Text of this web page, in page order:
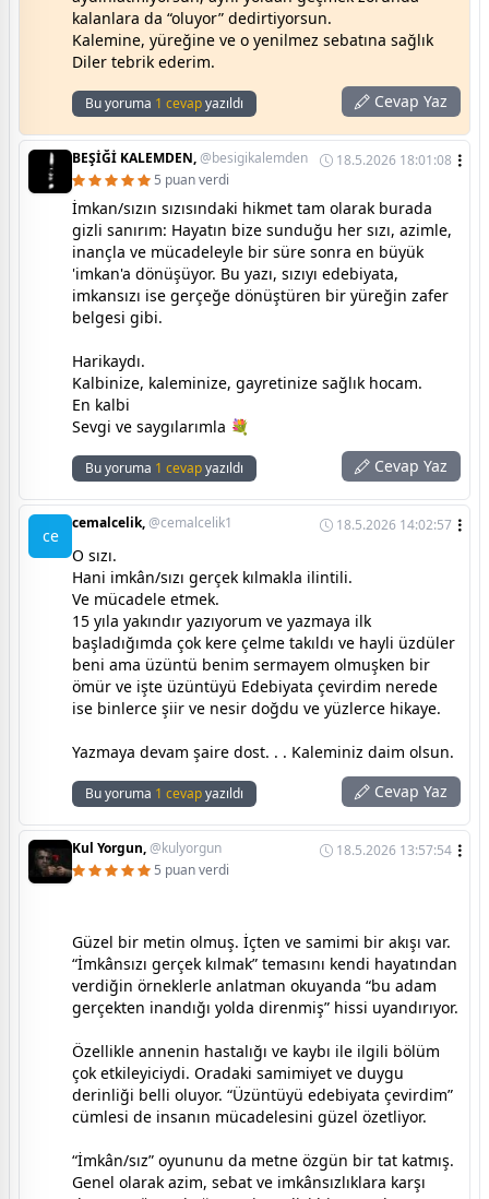
kalanlara da “oluyor” dedirtiyorsun.
Kalemine, yüreğine ve o yenilmez sebatına sağlık
Diler tebrik ederim.
Bu yoruma 1 cevapyazıldı Cevap Yaz
BEŞİĞİ KALEMDEN,@besigikalemden
18.5.2026 18:01:08
5 puan verdi
İmkan/sızın sızısındaki hikmet tam olarak burada
gizli sanırım: Hayatın bize sunduğu her sızı, azimle,
inançla ve mücadeleyle bir süre sonra en büyük
'imkan'a dönüşüyor. Bu yazı, sızıyı edebiyata,
imkansızı ise gerçeğe dönüştüren bir yüreğin zafer
belgesi gibi.
Harikaydı.
Kalbinize, kaleminize, gayretinize sağlık hocam.
En kalbi
Sevgi ve saygılarımla 💐
Bu yoruma 1 cevapyazıldı Cevap Yaz
ce
cemalcelik,@cemalcelik1 18.5.2026 14:02:57
O sızı.
Hani imkân/sızı gerçek kılmakla ilintili.
Ve mücadele etmek.
15 yıla yakındır yazıyorum ve yazmaya ilk
başladığımda çok kere çelme takıldı ve hayli üzdüler
beni ama üzüntü benim sermayem olmuşken bir
ömür ve işte üzüntüyü Edebiyata çevirdim nerede
ise binlerce şiir ve nesir doğdu ve yüzlerce hikaye.
Yazmaya devam şaire dost. . . Kaleminiz daim olsun.
Bu yoruma 1 cevapyazıldı Cevap Yaz
Kul Yorgun,@kulyorgun
18.5.2026 13:57:54
5 puan verdi
Güzel bir metin olmuş. İçten ve samimi bir akışı var.
“İmkânsızı gerçek kılmak” temasını kendi hayatından
verdiğin örneklerle anlatman okuyanda “bu adam
gerçekten inandığı yolda direnmiş” hissi uyandırıyor.
Özellikle annenin hastalığı ve kaybı ile ilgili bölüm
çok etkileyiciydi. Oradaki samimiyet ve duygu
derinliği belli oluyor. “Üzüntüyü edebiyata çevirdim”
cümlesi de insanın mücadelesini güzel özetliyor.
“İmkân/sız” oyununu da metne özgün bir tat katmış.
Genel olarak azim, sebat ve imkânsızlıklara karşı